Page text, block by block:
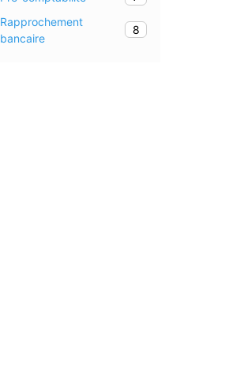
Rapprochement
bancaire
8